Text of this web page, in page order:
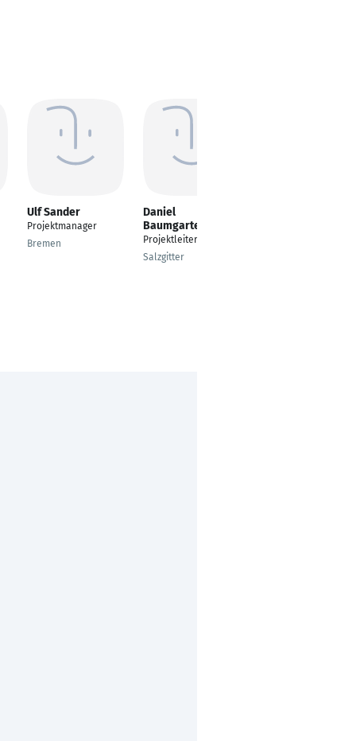
Ulf Sander
Projektmanager
Bremen
Daniel
Baumgarten
Projektleiter TGA
Salzgitter